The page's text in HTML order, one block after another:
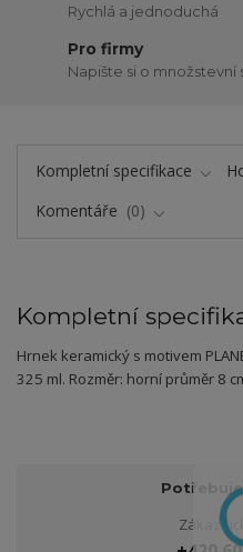
Rychlá a jednoduchá
Pro firmy
Napište si o množstevní
Kompletní specifikace
Komentáře
0
Kompletní
Hrnek keramický s motivem
325 ml. Rozměr: horní průměr 8